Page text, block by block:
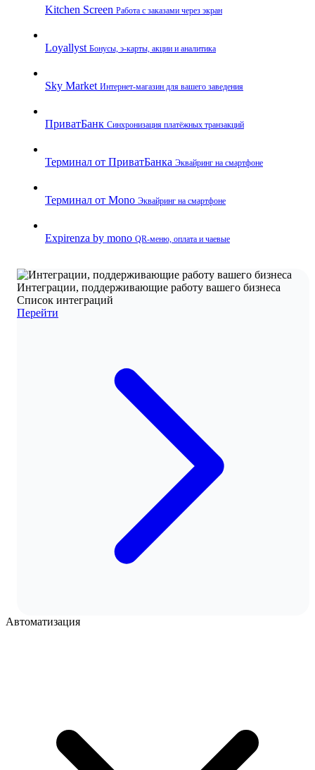
Kitchen Screen Работа с заказами через экран
Loyallyst Бонусы, э‑карты, акции и аналитика
Sky Market Интернет‑магазин для вашего заведения
ПриватБанк Синхронизация платёжных транзакций
Терминал от ПриватБанка Эквайринг на смартфоне
Терминал от Mono Эквайринг на смартфоне
Expirenza by mono QR‑меню, оплата и чаевые
Интеграции, поддерживающие работу вашего бизнеса
Список интеграций
Перейти
Автоматизация